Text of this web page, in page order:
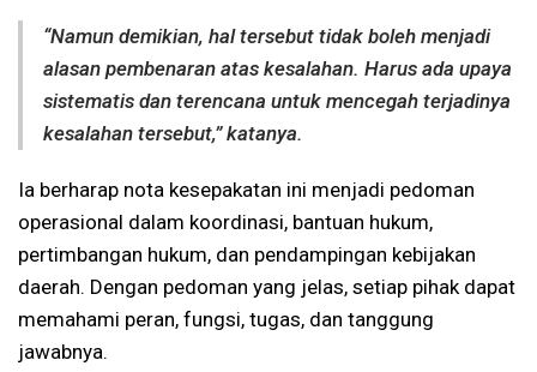
“Namun demikian, hal tersebut tidak boleh menjadi
alasan pembenaran atas kesalahan. Harus ada upaya
sistematis dan terencana untuk mencegah terjadinya
kesalahan tersebut,” katanya.
Ia berharap nota kesepakatan ini menjadi pedoman
operasional dalam koordinasi, bantuan hukum,
pertimbangan hukum, dan pendampingan kebijakan
daerah. Dengan pedoman yang jelas, setiap pihak dapat
memahami peran, fungsi, tugas, dan tanggung
jawabnya.